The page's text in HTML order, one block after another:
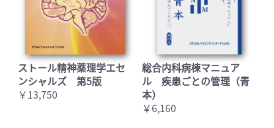
ストール精神薬理学エセ
ンシャルズ 第5版
￥13,750
総合内科病棟マニュア
ル 疾患ごとの管理（青
本）
￥6,160